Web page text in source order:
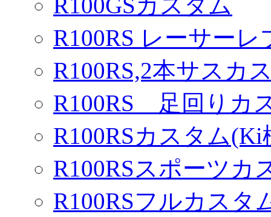
R100RS レーサー
R100RS,2本サスカ
R100RS 足回りカ
R100RSカスタム(Ki
R100RSスポーツカ
R100RSフルカスタ